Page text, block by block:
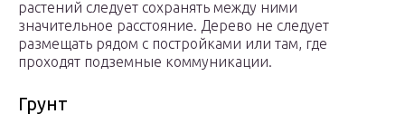
растений следует сохранять между ними
значительное расстояние. Дерево не следует
размещать рядом с постройками или там, где
проходят подземные коммуникации.
Грунт